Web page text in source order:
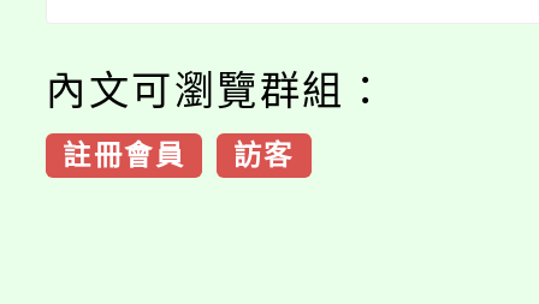
內文可瀏覽群組：
註冊會員 訪客